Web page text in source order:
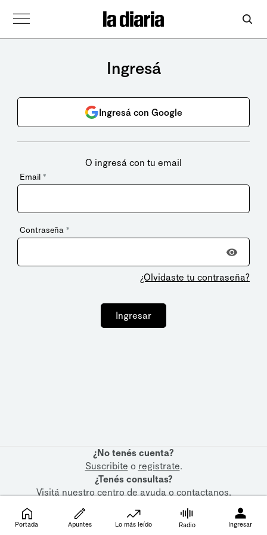
Ingresá
Ingresá con Google
O ingresá con tu email
Email *
Contraseña *
¿Olvidaste tu contraseña?
Ingresar
¿No tenés cuenta?
Suscribite o registrate.
¿Tenés consultas?
Visitá nuestrocentro de ayudaocontactanos.
Portada Apuntes Lo más leído Radio Ingresar